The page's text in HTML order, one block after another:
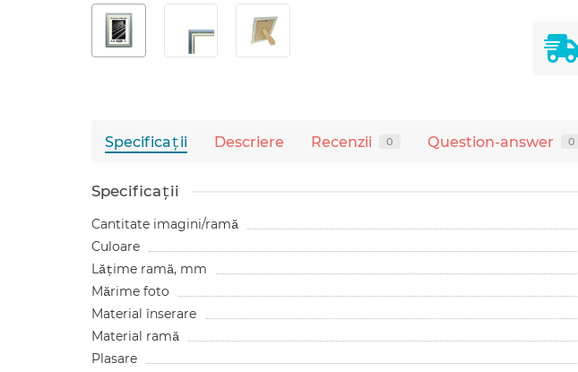
Specificaţii Descriere Recenzii 0 Question-answer 0
Specificaţii
Cantitate imagini/ramă
Culoare
Lățime ramă, mm
Mărime foto
Material înserare
Material ramă
Plasare